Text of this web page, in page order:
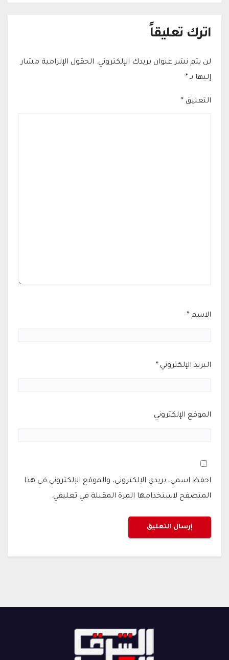
اترك تعليقاً
لن يتم نشر عنوان بريدك الإلكتروني. الحقول الإلزامية مشار
إليها بـ *
التعليق *
الاسم *
البريد الإلكتروني *
الموقع الإلكتروني
احفظ اسمي، بريدي الإلكتروني، والموقع الإلكتروني في هذا
المتصفح لاستخدامها المرة المقبلة في تعليقي.